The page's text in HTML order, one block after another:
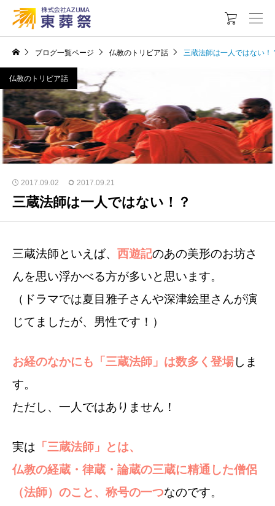

ブログ一覧ページ 仏教のトリビア話 三蔵法師は一人ではない！
仏教のトリビア話
2017.09.02 2017.09.21
三蔵法師は一人ではない！？
三蔵法師といえば、 西遊記のあの美形のお坊さ
んを思い浮かべる方が多いと思います。
（ドラマでは夏目雅子さんや深津絵里さんが演
じてましたが、男性です！）
お経のなかにも「三蔵法師」は数多く登場しま
す。
ただし、一人ではありません！
実は 「三蔵法師」とは、
仏教の経蔵・律蔵・論蔵の三蔵に精通した僧侶
（法師）のこと、称号の一つなのです。